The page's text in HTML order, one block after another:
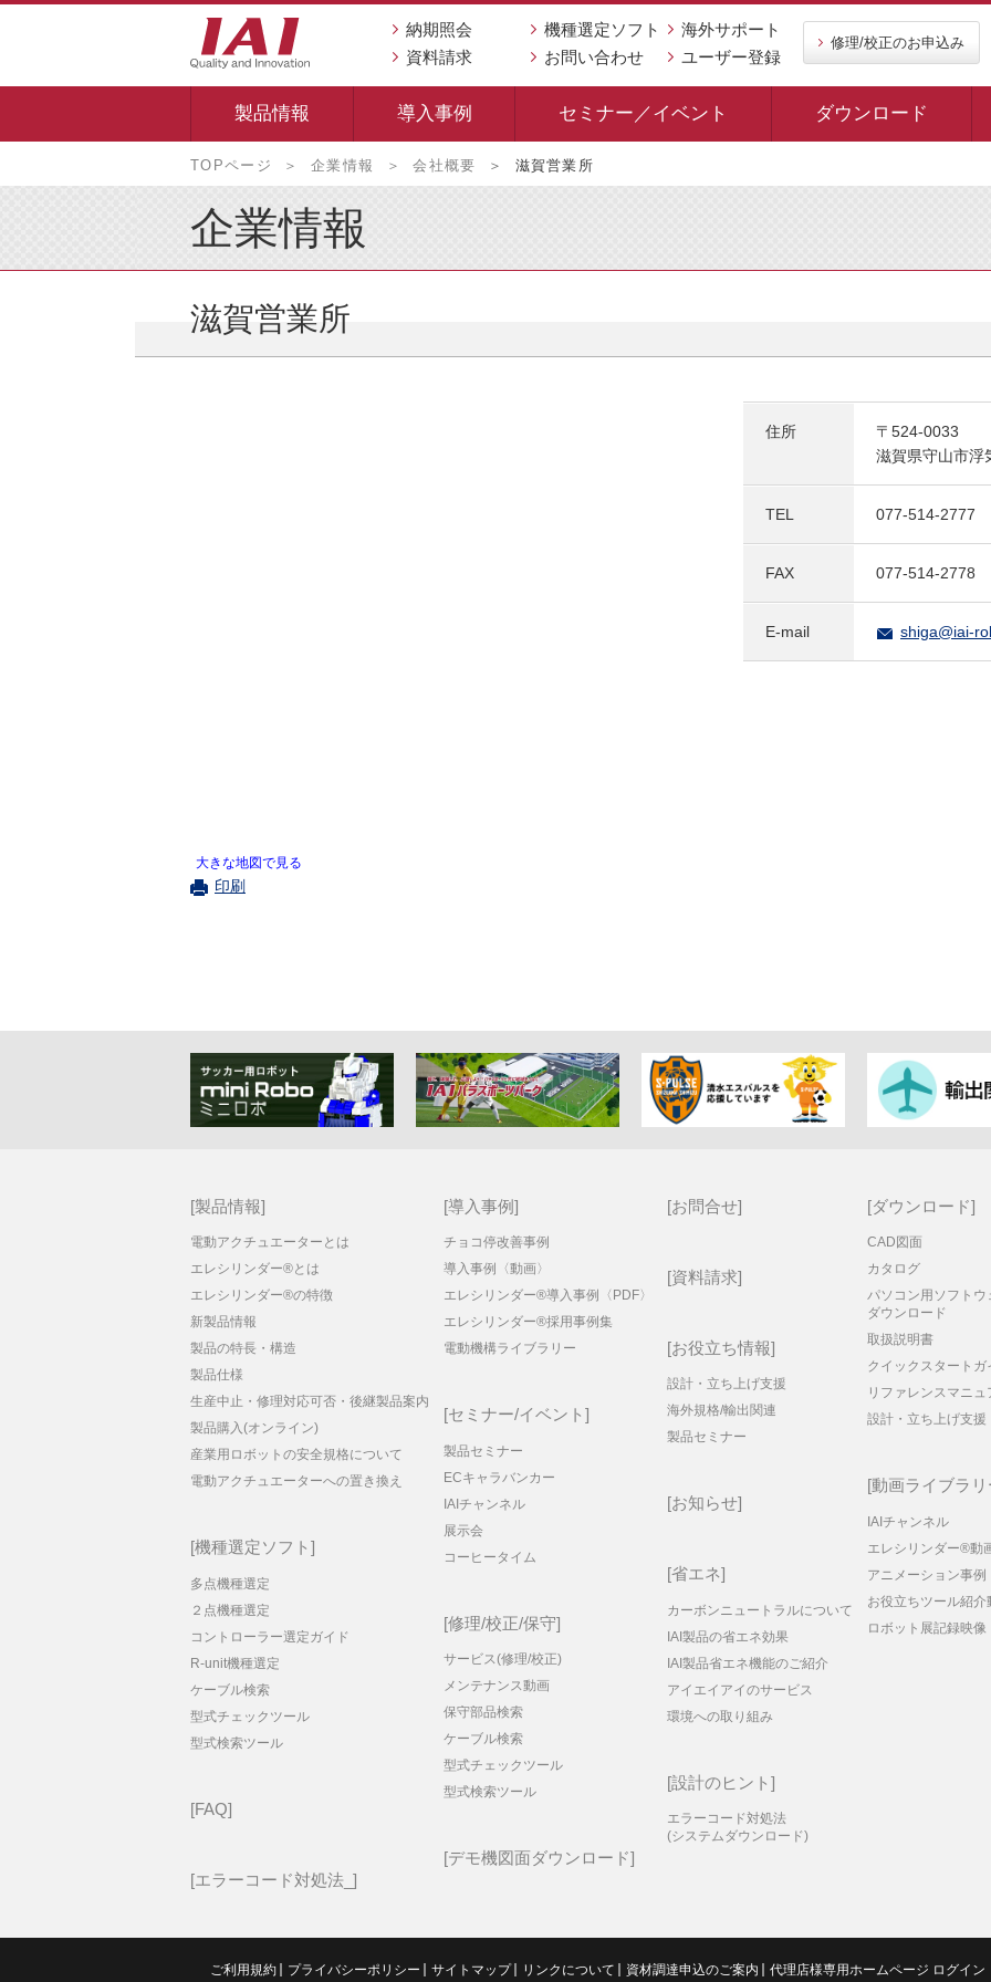
文
納期照会 機種選定ソフト
海外サポート
資料請求
お問い合わせ ユーザー登録
修理/校正のお申込み
製品情報 導入事例 セミナー／イベント ダウンロード
TOPページ 企業情報 会社概要 滋賀営業所
企業情報
滋賀営業所
大きな地図で見る
印刷
住所
〒524-0033
滋賀県守山市浮
TEL 077-514-2777
FAX 077-514-2778
E-mail shiga@iai-
製品情報
電動アクチュエーターとは
エレシリンダー®とは
エレシリンダー®の特徴
新製品情報
製品の特長・構造
製品仕様
生産中止・修理対応可否・後継製品案内
製品購入(オンライン)
産業用ロボットの安全規格について
電動アクチュエーターへの置き換え
機種選定ソフト
多点機種選定
２点機種選定
コントローラー選定ガイド
R-unit機種選定
ケーブル検索
型式チェックツール
型式検索ツール
FAQ
エラーコード対処法_
導入事例
チョコ停改善事例
導入事例〈動画〉
エレシリンダー®導入事例〈PDF〉
エレシリンダー®採用事例集
電動機構ライブラリー
セミナー/イベント
製品セミナー
ECキャラバンカー
IAIチャンネル
展示会
コーヒータイム
修理/校正/保守
サービス(修理/校正)
メンテナンス動画
保守部品検索
ケーブル検索
型式チェックツール
型式検索ツール
デモ機図面ダウンロード
お問合せ
資料請求
お役立ち情報
設計・立ち上げ支援
海外規格/輸出関連
製品セミナー
お知らせ
省エネ
カーボンニュートラルについて
IAI製品の省エネ効果
IAI製品省エネ機能のご紹介
アイエイアイのサービス
環境への取り組み
設計のヒント
エラーコード対処法
(システムダウンロード)
ダウンロード
CAD図面
カタログ
パソコン用ソフトウ
ダウンロード
取扱説明書
クイックスタートガ
リファレンスマニュ
設計・立ち上げ支援
動画ライブラリ
IAIチャンネル
エレシリンダー®動
アニメーション事例
お役立ちツール紹介
ロボット展記録映像
ご利用規約 プライバシーポリシー サイトマップ リンクについて 資材調達申込のご案内 代理店様専用ホームページ ログイン